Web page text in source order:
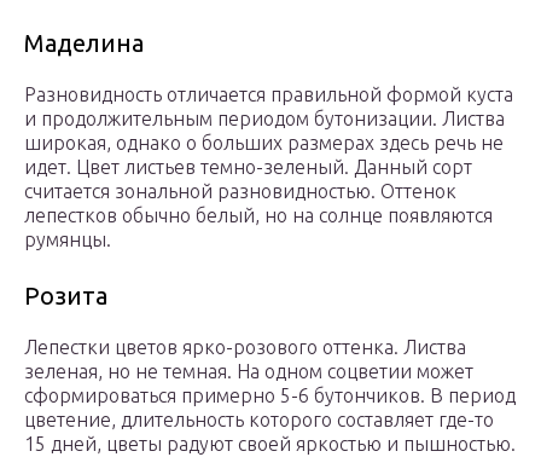
Маделина
Разновидность отличается правильной формой куста
и продолжительным периодом бутонизации. Листва
широкая, однако о больших размерах здесь речь не
идет. Цвет листьев темно-зеленый. Данный сорт
считается зональной разновидностью. Оттенок
лепестков обычно белый, но на солнце появляются
румянцы.
Розита
Лепестки цветов ярко-розового оттенка. Листва
зеленая, но не темная. На одном соцветии может
сформироваться примерно 5-6 бутончиков. В период
цветение, длительность которого составляет где-то
15 дней, цветы радуют своей яркостью и пышностью.